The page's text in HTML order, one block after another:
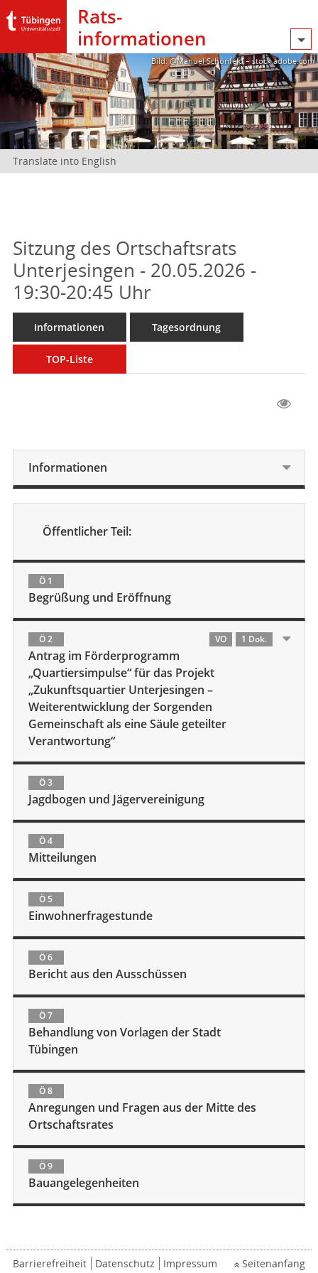
Rats­
informationen
Bild: @Manuel Schönfeld – stock.adobe.com
Translate into English
Sitzung des Ortschaftsrats
Unterjesingen - 20.05.2026 -
19:30-20:45 Uhr
Informationen Tagesordnung
TOP-Liste
Informationen
Öffentlicher Teil:
Ö 1
Begrüßung und Eröffnung
Ö 2 VO 1 Dok.
Antrag im Förderprogramm
„Quartiersimpulse“ für das Projekt
„Zukunftsquartier Unterjesingen –
Weiterentwicklung der Sorgenden
Gemeinschaft als eine Säule geteilter
Verantwortung“
Ö 3
Jagdbogen und Jägervereinigung
Ö 4
Mitteilungen
Ö 5
Einwohnerfragestunde
Ö 6
Bericht aus den Ausschüssen
Ö 7
Behandlung von Vorlagen der Stadt
Tübingen
Ö 8
Anregungen und Fragen aus der Mitte des
Ortschaftsrates
Ö 9
Bauangelegenheiten
Barrierefreiheit Datenschutz Impressum Seitenanfang